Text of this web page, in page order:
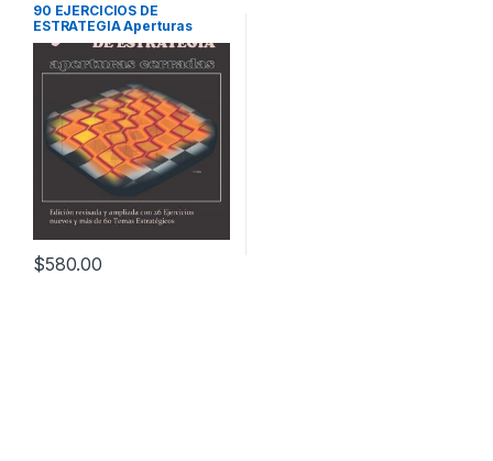
90 EJERCICIOS DE
ESTRATEGIA Aperturas
Cerradas
$580.00